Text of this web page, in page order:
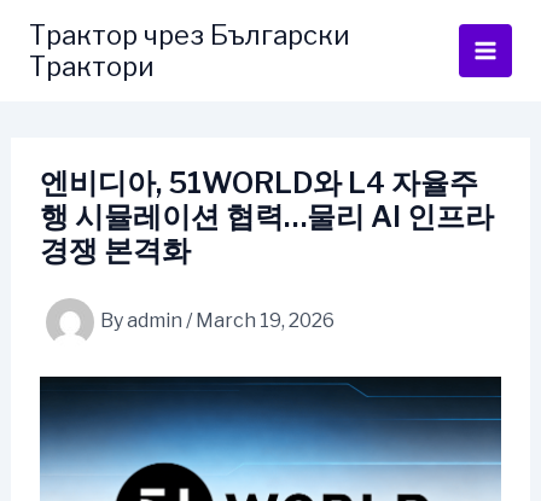
content
Трактор чрез Български
Трактори
엔비디아, 51WORLD와 L4 자율주
행 시뮬레이션 협력…물리 AI 인프라
경쟁 본격화
Byadmin / March 19, 2026